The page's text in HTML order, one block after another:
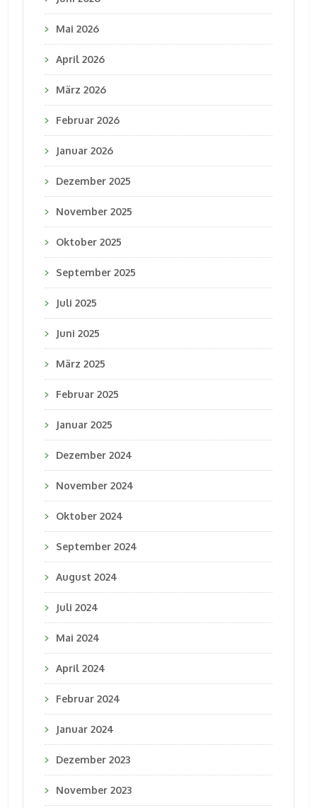
Mai 2026
April 2026
März 2026
Februar 2026
Januar 2026
Dezember 2025
November 2025
Oktober 2025
September 2025
Juli 2025
Juni 2025
März 2025
Februar 2025
Januar 2025
Dezember 2024
November 2024
Oktober 2024
September 2024
August 2024
Juli 2024
Mai 2024
April 2024
Februar 2024
Januar 2024
Dezember 2023
November 2023